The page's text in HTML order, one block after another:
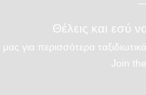
Θέλεις και εσύ
για περισσότερα
Join